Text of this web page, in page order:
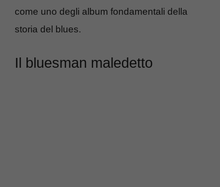
come uno degli album fondamentali della
storia del blues.
Il bluesman maledetto